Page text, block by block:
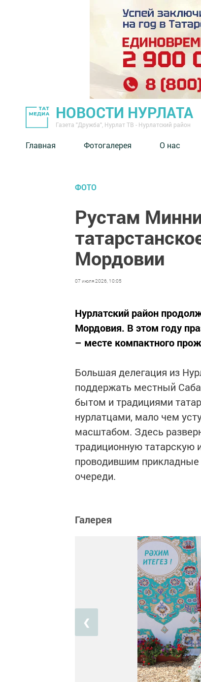
НОВОСТИ НУРЛАТА
Газета "Дружба", Нурлат ТВ - Нурлатский район
Главная Фотогалерея О нас
ФОТО
Рустам
Мордовии
07 июля 2026, 10:05
Нурлатский район
Мордовия. В этом году
– месте компактного
Большая делегация из
поддержать местный
бытом и традициями
нурлатцами, мало чем
масштабом. Здесь
традиционную татарскую
проводившим прикладные
очереди.
Галерея
❮